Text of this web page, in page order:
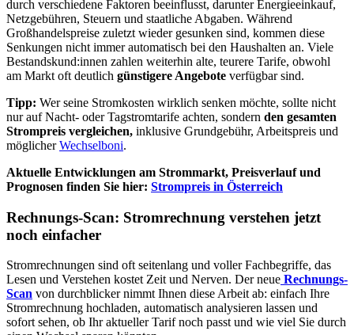
durch verschiedene Faktoren beeinflusst, darunter Energieeinkauf,
Netzgebühren, Steuern und staatliche Abgaben. Während
Großhandelspreise zuletzt wieder gesunken sind, kommen diese
Senkungen nicht immer automatisch bei den Haushalten an. Viele
Bestandskund:innen zahlen weiterhin alte, teurere Tarife, obwohl
am Markt oft deutlich günstigere Angebote verfügbar sind.
Tipp: Wer seine Stromkosten wirklich senken möchte, sollte nicht
nur auf Nacht- oder Tagstromtarife achten, sondern den gesamten
Strompreis vergleichen, inklusive Grundgebühr, Arbeitspreis und
möglicherWechselboni.
Aktuelle Entwicklungen am Strommarkt, Preisverlauf und
Prognosen finden Sie hier: Strompreis in Österreich
Rechnungs-Scan: Stromrechnung verstehen jetzt
noch einfacher
Stromrechnungen sind oft seitenlang und voller Fachbegriffe, das
Lesen und Verstehen kostet Zeit und Nerven. Der neue Rechnungs-
Scan von durchblicker nimmt Ihnen diese Arbeit ab: einfach Ihre
Stromrechnung hochladen, automatisch analysieren lassen und
sofort sehen, ob Ihr aktueller Tarif noch passt und wie viel Sie durch